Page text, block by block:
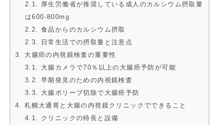
2.1. 厚生労働省が推奨している成人のカルシウム摂取量
は600-800mg
2.2. 食品からのカルシウム摂取
2.3. 日常生活での摂取量と注意点
3. 大腸癌の内視鏡検査の重要性
3.1. 大腸カメラで70％以上の大腸癌予防が可能
3.2. 早期発見のための内視鏡検査
3.3. 大腸ポリープ切除で大腸癌予防
4. 札幌大通胃と大腸の内視鏡クリニックでできること
4.1. クリニックの特長と設備